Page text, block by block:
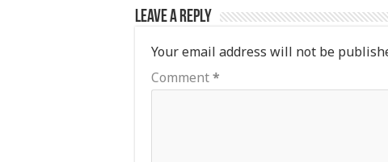
Leave a Reply
Your email address will not be
Comment*